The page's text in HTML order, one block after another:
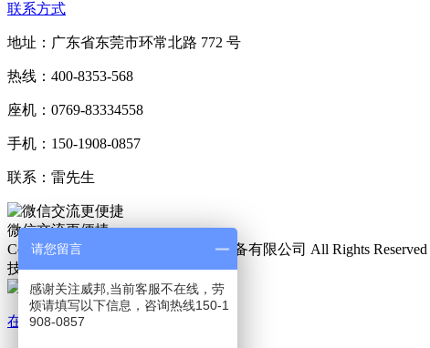
联系方式
地址：广东省东莞市环常北路 772 号
热线：400-8353-568
座机：0769-83334558
手机：150-1908-0857
联系：雷先生
微信交流更便捷
Copyright © 2019 东莞市威邦仪器设备有限公司 All Rights Reserved
技术支持：微观网络
在线咨询
请您留言
感谢关注威邦,当前客服不在线，劳
烦请填写以下信息，咨询热线150-1
908-0857